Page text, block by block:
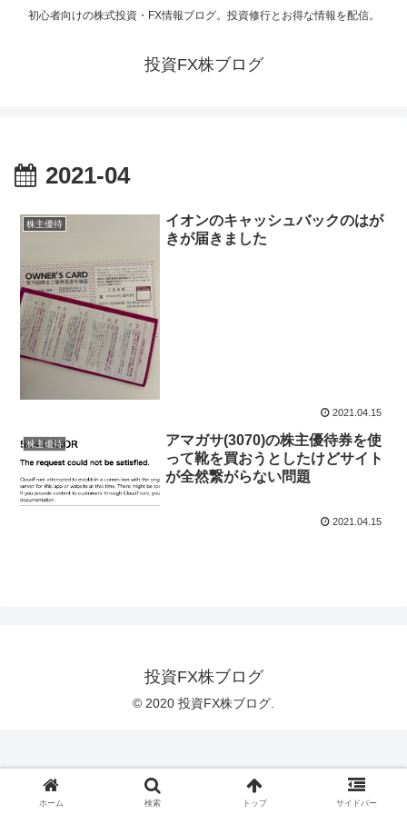
初心者向けの株式投資・FX情報ブログ。投資修行とお得な情報を配信。
投資FX株ブログ
2021-04
株主優待
イオンのキャッシュバックのはが
きが届きました
2021.04.15
株主優待
アマガサ(3070)の株主優待券を使
って靴を買おうとしたけどサイト
が全然繋がらない問題
2021.04.15
投資FX株ブログ
© 2020 投資FX株ブログ.
ホーム 検索 トップ サイドバー